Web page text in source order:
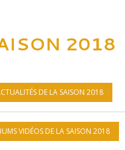
2018
DE LA SAISON 2018
VIDÉOS DE LA SAISON 2018